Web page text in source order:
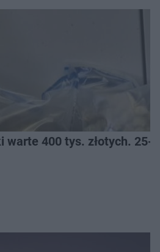
warte 400 tys. złotych.